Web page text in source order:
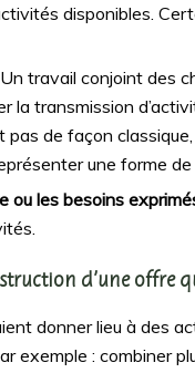
disponibles.
. Un travail conjoint des
la transmission
de façon
une forme
ou les besoins
d’une offre
donner lieu à des
exemple : combiner